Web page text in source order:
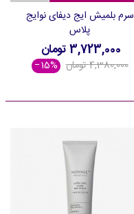
سرم بلمیش ایج دیفای نوایج
پلاس
3,723,000 تومان
4,380,000 تومان ‎−15%